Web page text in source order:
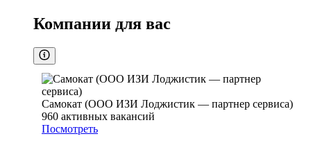
Компании для вас
Самокат (ООО ИЗИ Лоджистик — партнер сервиса)
960 активных вакансий
Посмотреть